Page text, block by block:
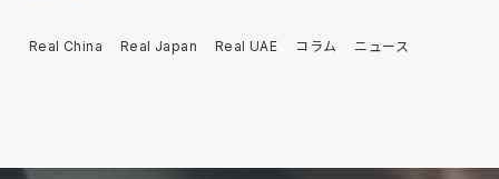
Real China Real Japan Real UAE コラム ニュース